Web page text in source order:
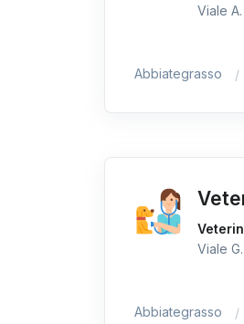
Viale
Abbiategrasso
Viale
Abbiategrasso